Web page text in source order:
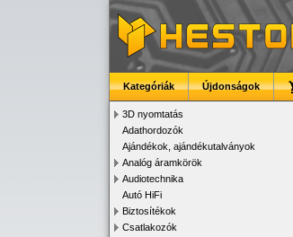
Kategóriák Újdonságok
3D nyomtatás
Adathordozók
Ajándékok, ajándékutalványok
Analóg áramkörök
Audiotechnika
Autó HiFi
Biztosítékok
Csatlakozók